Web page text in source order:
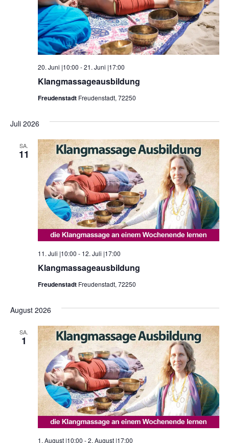
Klangmassageausbildung
20. Juni |10:00 -21. Juni |17:00
Freudenstadt Freudenstadt, 72250
Juli 2026
SA.
11
Klangmassageausbildung
11. Juli |10:00 - 12. Juli |17:00
Freudenstadt Freudenstadt, 72250
August 2026
SA.
1
1. August |10:00 -2. August |17:00